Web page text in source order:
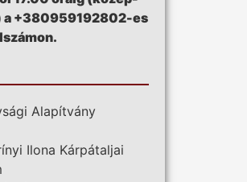
a +380959192802-es
Alapítvány
Ilona Kárpátaljai